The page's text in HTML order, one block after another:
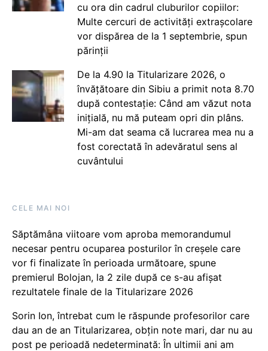
cu ora din cadrul cluburilor copiilor:
Multe cercuri de activități extrașcolare
vor dispărea de la 1 septembrie, spun
părinții
De la 4.90 la Titularizare 2026, o
învățătoare din Sibiu a primit nota 8.70
după contestație: Când am văzut nota
inițială, nu mă puteam opri din plâns.
Mi-am dat seama că lucrarea mea nu a
fost corectată în adevăratul sens al
cuvântului
CELE MAI NOI
Săptămâna viitoare vom aproba memorandumul
necesar pentru ocuparea posturilor în creșele care
vor fi finalizate în perioada următoare, spune
premierul Bolojan, la 2 zile după ce s-au afișat
rezultatele finale de la Titularizare 2026
Sorin Ion, întrebat cum le răspunde profesorilor care
dau an de an Titularizarea, obțin note mari, dar nu au
post pe perioadă nedeterminată: În ultimii ani am